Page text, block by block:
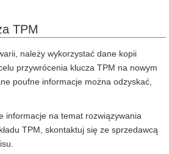
TPM
należy wykorzystać dane kopii
przywrócenia klucza TPM na nowym
poufne informacje można odzyskać,
informacje na temat rozwiązywania
TPM, skontaktuj się ze sprzedawcą